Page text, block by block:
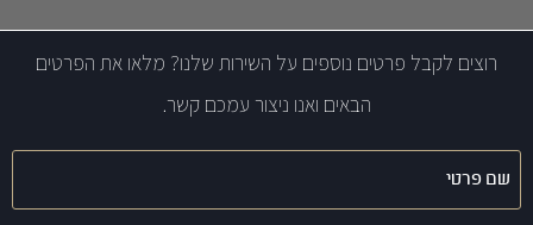
רוצים לקבל פרטים נוספים על השירות שלנו? מלאו את הפרטים
הבאים ואנו ניצור עמכם קשר.
שם
פרטי